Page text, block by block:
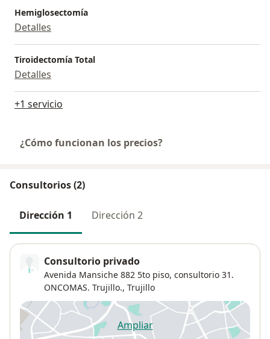
Hemiglosectomía
Detalles
Tiroidectomía Total
Detalles
+1 servicio
¿Cómo funcionan los precios?
Consultorios (2)
Dirección 1 Dirección 2
Consultorio privado
Avenida Mansiche 882 5to piso, consultorio 31.
ONCOMAS. Trujillo., Trujillo
Ampliarse abre en una nueva